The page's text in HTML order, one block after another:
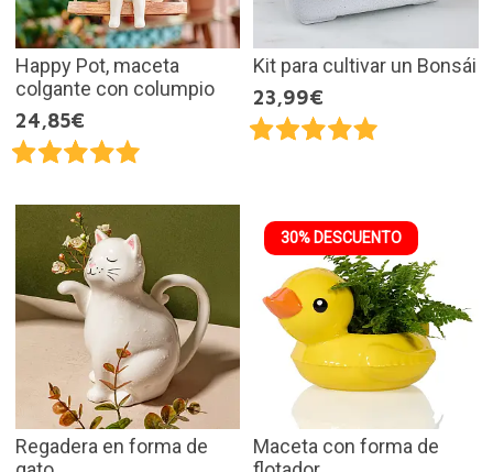
Happy Pot, maceta
colgante con columpio
24,85€
Kit para cultivar un Bonsái
23,99€
Regadera en forma de
30% DESCUENTO
Maceta con forma de